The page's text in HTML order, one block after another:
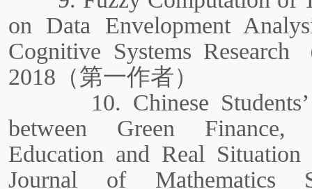
on Data Envelopment
Cognitive Systems
2018（第一作者）
10. Chinese
between Green Finance,
Education and Real
Journal of Mathematics